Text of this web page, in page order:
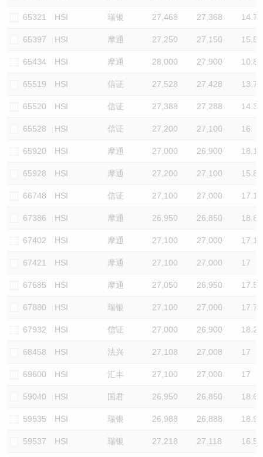
65321 HSI 瑞银 27,468 27,368 14.7
65397 HSI 摩通 27,250 27,150 15.5
65434 HSI 摩通 28,000 27,900 10.8
65519 HSI 信证 27,528 27,428 13.7
65520 HSI 信证 27,388 27,288 14.3
65528 HSI 信证 27,200 27,100 16
65920 HSI 摩通 27,000 26,900 18.1
65928 HSI 摩通 27,200 27,100 15.8
66748 HSI 信证 27,100 27,000 17.1
67386 HSI 摩通 26,950 26,850 18.8
67402 HSI 摩通 27,100 27,000 17.1
67421 HSI 摩通 27,100 27,000 17
67685 HSI 摩通 27,050 26,950 17.5
67880 HSI 瑞银 27,100 27,000 17.7
67932 HSI 信证 27,000 26,900 18.2
68458 HSI 法兴 27,108 27,008 17
69600 HSI 汇丰 27,100 27,000 17
59040 HSI 国君 26,950 26,850 18.6
59535 HSI 瑞银 26,988 26,888 18.9
59537 HSI 瑞银 27,218 27,118 16.5